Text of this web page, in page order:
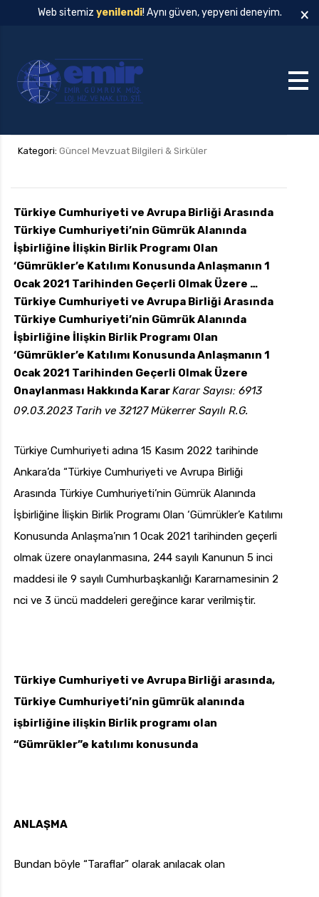
Web sitemiz yenilendi! Aynı güven, yepyeni deneyim. ×
Pzt — Cmt: 09:00 — 18:00
Kategori: Güncel Mevzuat Bilgileri & Sirküler
Türkiye Cumhuriyeti ve Avrupa Birliği Arasında
Türkiye Cumhuriyeti’nin Gümrük Alanında
İşbirliğine İlişkin Birlik Programı Olan
‘Gümrükler’e Katılımı Konusunda Anlaşmanın 1
Ocak 2021 Tarihinden Geçerli Olmak Üzere …
Türkiye Cumhuriyeti ve Avrupa Birliği Arasında
Türkiye Cumhuriyeti’nin Gümrük Alanında
İşbirliğine İlişkin Birlik Programı Olan
‘Gümrükler’e Katılımı Konusunda Anlaşmanın 1
Ocak 2021 Tarihinden Geçerli Olmak Üzere
Onaylanması Hakkında KararKarar Sayısı: 6913
09.03.2023 Tarih ve 32127 Mükerrer Sayılı R.G.
Türkiye Cumhuriyeti adına 15 Kasım 2022 tarihinde
Ankara’da “Türkiye Cumhuriyeti ve Avrupa Birliği
Arasında Türkiye Cumhuriyeti’nin Gümrük Alanında
İşbirliğine İlişkin Birlik Programı Olan ‘Gümrükler’e Katılımı
Konusunda Anlaşma’nın 1 Ocak 2021 tarihinden geçerli
olmak üzere onaylanmasına, 244 sayılı Kanunun 5 inci
maddesi ile 9 sayılı Cumhurbaşkanlığı Kararnamesinin 2
nci ve 3 üncü maddeleri gereğince karar verilmiştir.
Türkiye Cumhuriyeti ve Avrupa Birliği arasında,
Türkiye Cumhuriyeti’nin gümrük alanında
işbirliğine ilişkin Birlik programı olan
“Gümrükler”e katılımı konusunda
ANLAŞMA
Bundan böyle “Taraflar” olarak anılacak olan